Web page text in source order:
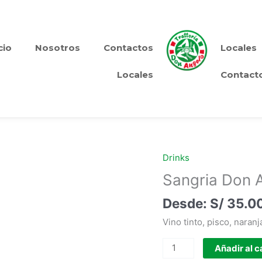
Nosotros Contactos
Locales
Locales
Drinks
Sangria Don
S/
Vino tinto, pisco,
Sangria
Don
Angelo
cantidad
Añadir al